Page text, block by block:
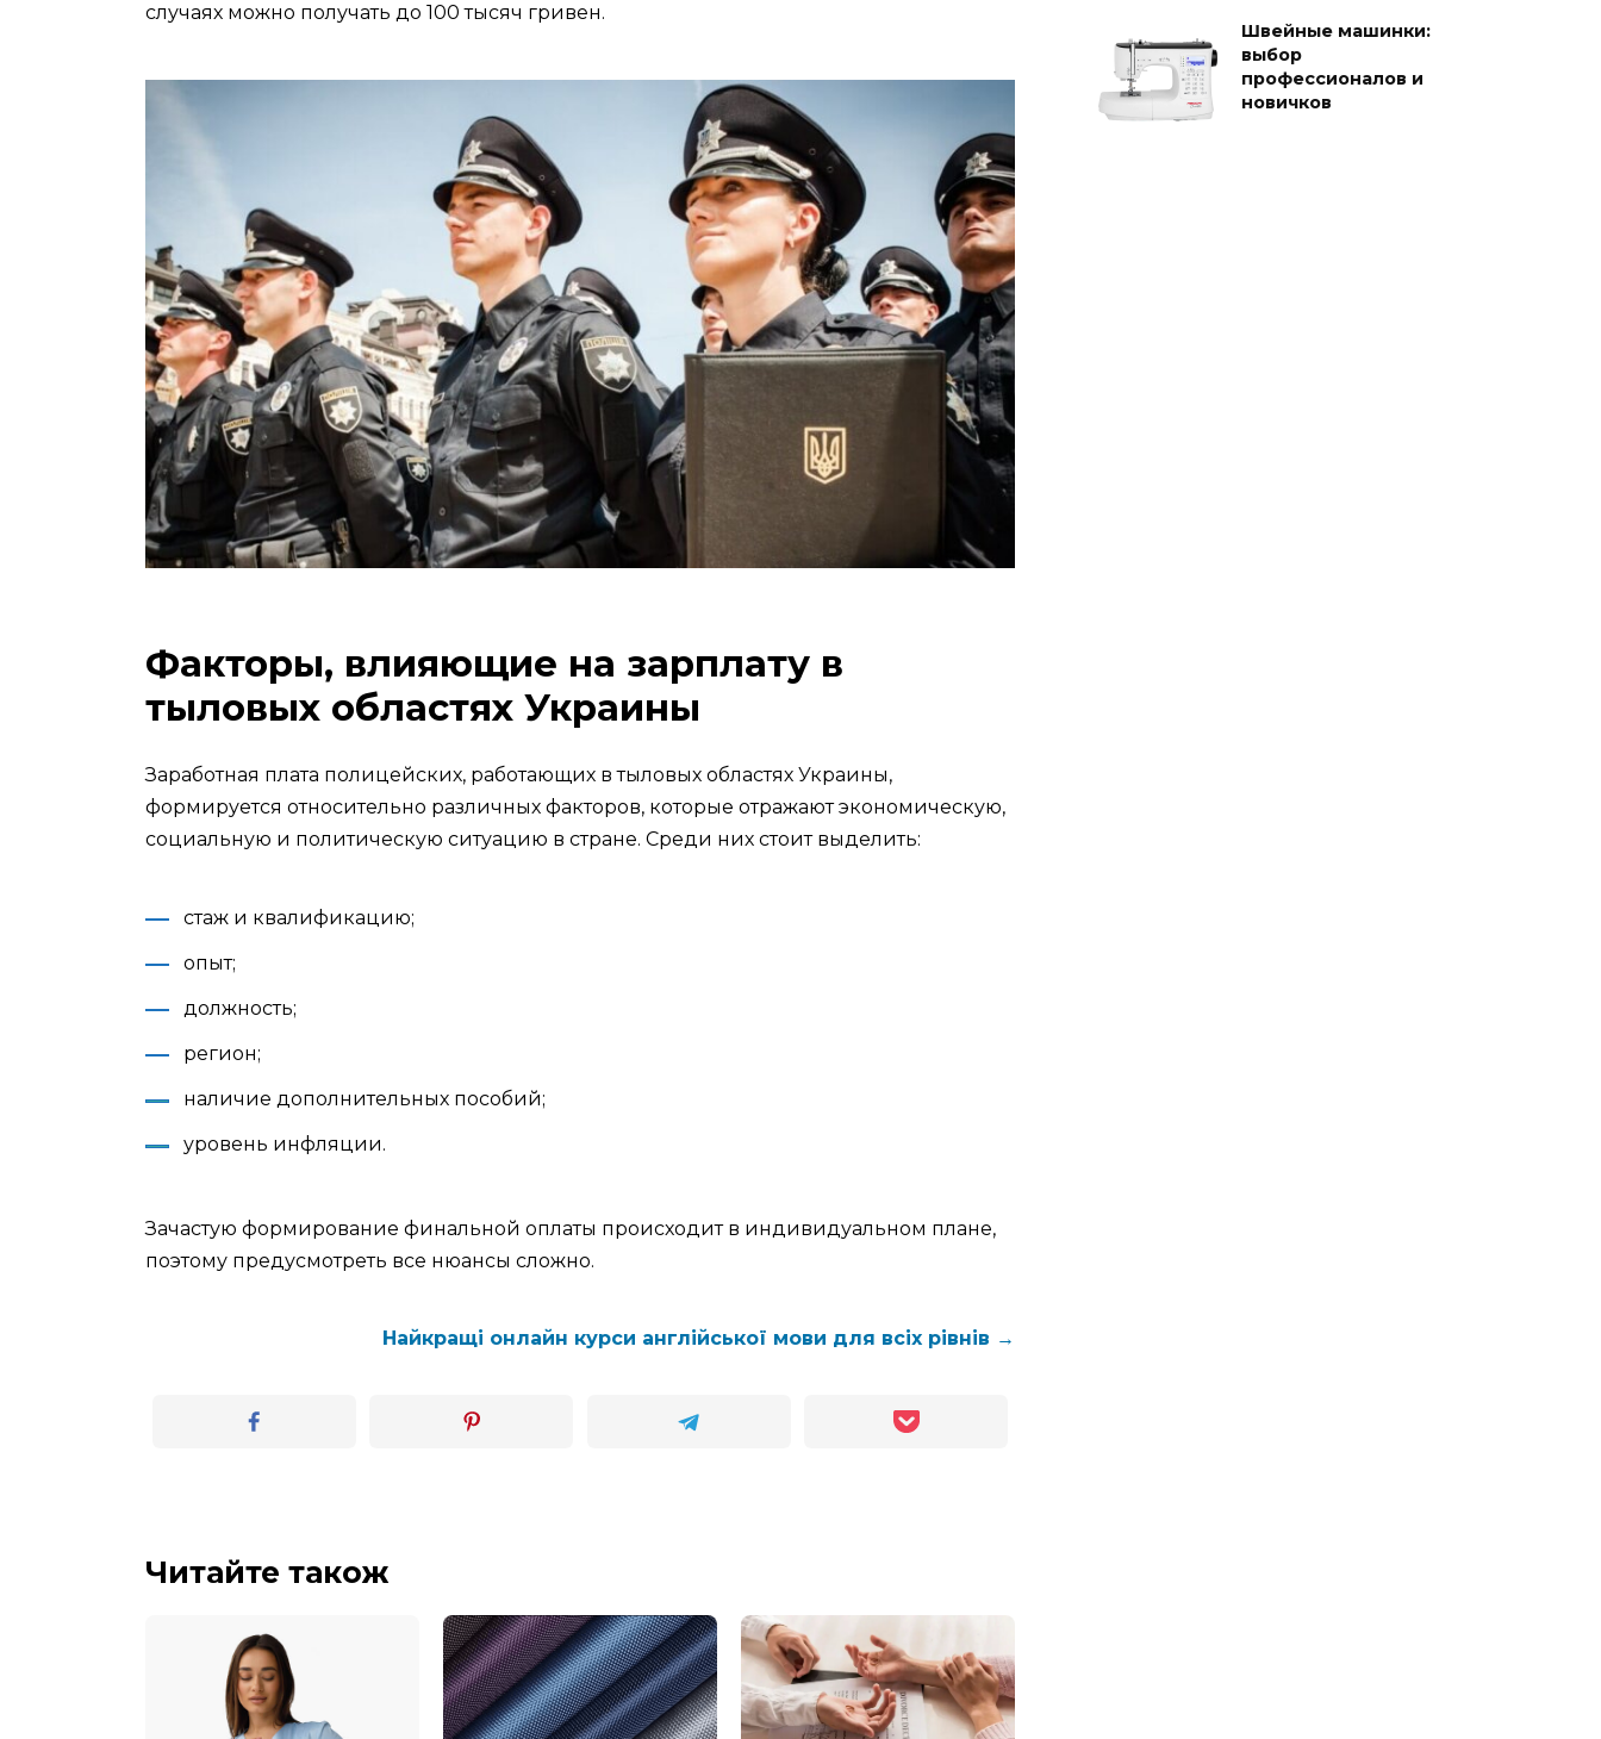
случаях можно получать до 100 тысяч гривен.
Факторы, влияющие на зарплату в
тыловых областях Украины
Заработная плата полицейских, работающих в тыловых областях Украины,
формируется относительно различных факторов, которые отражают экономическую,
социальную и политическую ситуацию в стране. Среди них стоит выделить:
стаж и квалификацию;
опыт;
должность;
регион;
наличие дополнительных пособий;
уровень инфляции.
Зачастую формирование финальной оплаты происходит в индивидуальном плане,
поэтому предусмотреть все нюансы сложно.
Найкращі онлайн курси англійської мови для всіх рівнів →
Читайте також
Швейные машинки:
выбор
профессионалов и
новичков